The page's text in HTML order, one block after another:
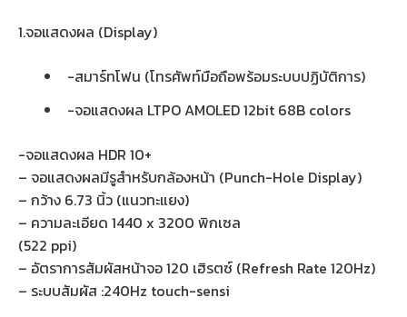
1.จอแสดงผล (Display)
-สมาร์ทโฟน (โทรศัพท์มือถือพร้อมระบบปฏิบัติการ)
-จอแสดงผล LTPO AMOLED 12bit 68B colors
-จอแสดงผล HDR 10+
– จอแสดงผลมีรูสำหรับกล้องหน้า (Punch-Hole Display)
– กว้าง 6.73 นิ้ว (แนวทะแยง)
– ความละเอียด 1440 x 3200 พิกเซล
(522 ppi)
– อัตราการสัมผัสหน้าจอ 120 เฮิรตซ์ (Refresh Rate 120Hz)
– ระบบสัมผัส :240Hz touch-sensi